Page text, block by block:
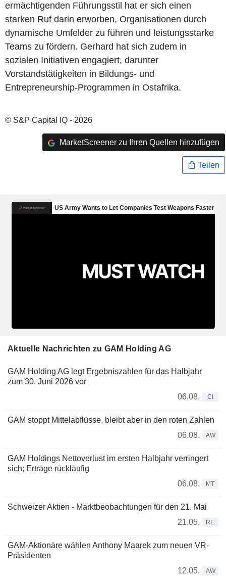
ermächtigenden Führungsstil hat er sich einen
starken Ruf darin erworben, Organisationen durch
dynamische Umfelder zu führen und leistungsstarke
Teams zu fördern. Gerhard hat sich zudem in
sozialen Initiativen engagiert, darunter
Vorstandstätigkeiten in Bildungs- und
Entrepreneurship-Programmen in Ostafrika.
© S&P Capital IQ - 2026
MarketScreener zu Ihren Quellen hinzufügen
Teilen
Aktuelle Nachrichten zu GAM Holding AG
GAM Holding AG legt Ergebniszahlen für das Halbjahr
zum 30. Juni 2026 vor
06.08.
CI
GAM stoppt Mittelabflüsse, bleibt aber in den roten Zahlen
06.08.
AW
GAM Holdings Nettoverlust im ersten Halbjahr verringert
sich; Erträge rückläufig
06.08.
MT
Schweizer Aktien - Marktbeobachtungen für den 21. Mai
21.05.
RE
GAM-Aktionäre wählen Anthony Maarek zum neuen VR-
Präsidenten
12.05.
AW